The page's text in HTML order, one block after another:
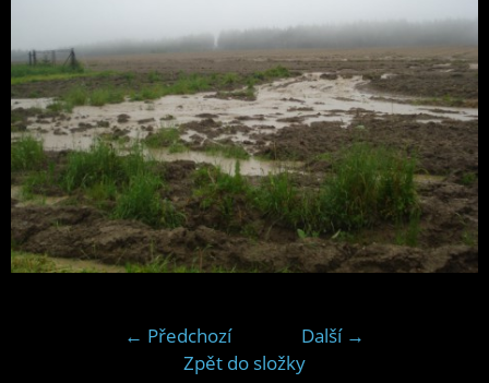
← Předchozí
Další →
Zpět do složky